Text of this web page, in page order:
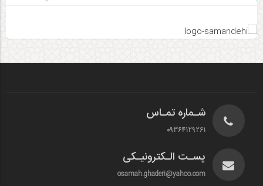
شـماره تمـاس
09364129261
پسـت الـکترونیـکی
osamah.ghaderi@yahoo.com